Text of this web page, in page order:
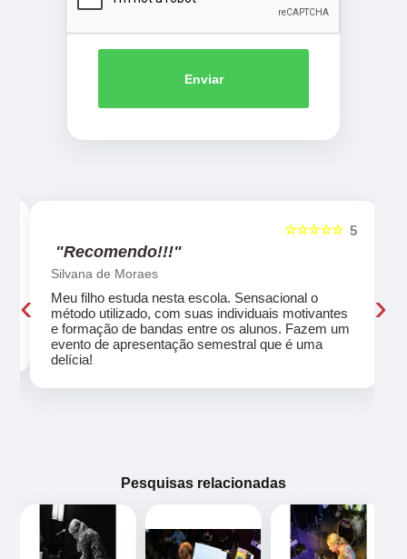
Enviar
5
☆☆☆☆☆
"Recomendo!!!"
Silvana de Moraes
Meu filho estuda nesta escola. Sensacional o
método utilizado, com suas individuais motivantes
e formação de bandas entre os alunos. Fazem um
evento de apresentação semestral que é uma
delícia!
‹ ›
Pesquisas relacionadas